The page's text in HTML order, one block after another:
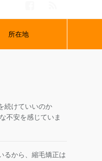
所在地
続けていいのか
不安を感じていま
るから、縮毛矯正は